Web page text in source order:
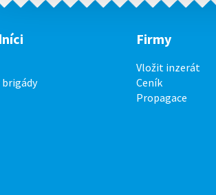
brigády
Firmy
Vložit inzerát
Ceník
Propagace